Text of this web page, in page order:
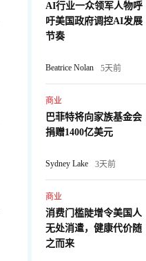
AI行业一众领军人物呼
吁美国政府调控AI发展
节奏
Beatrice Nolan 5天前
商业
巴菲特将向家族基金会
捐赠1400亿美元
Sydney Lake 3天前
商业
消费门槛陡增令美国人
无处消遣，健康代价随
之而来